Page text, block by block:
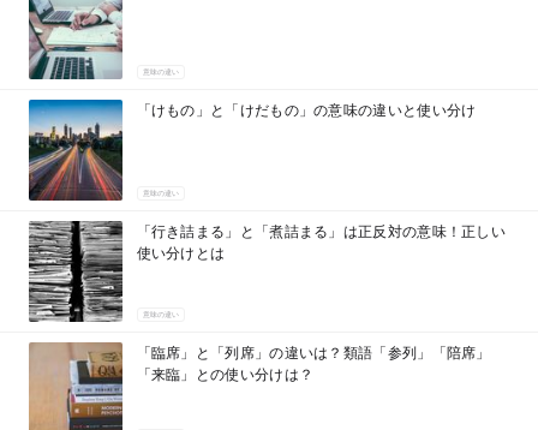
意味の違い
「けもの」と「けだもの」の意味の違いと使い分け
意味の違い
「行き詰まる」と「煮詰まる」は正反対の意味！正しい
使い分けとは
意味の違い
「臨席」と「列席」の違いは？類語「参列」「陪席」
「来臨」との使い分けは？